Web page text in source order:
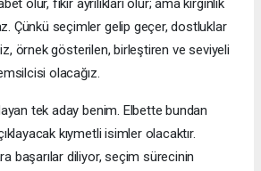
olur, fikir ayrılıkları olur; ama kırgınlık
Çünkü seçimler gelip geçer, dostluklar
örnek gösterilen, birleştiren ve seviyeli
olacağız.
tek aday benim. Elbette bundan
kıymetli isimler olacaktır.
başarılar diliyor, seçim sürecinin